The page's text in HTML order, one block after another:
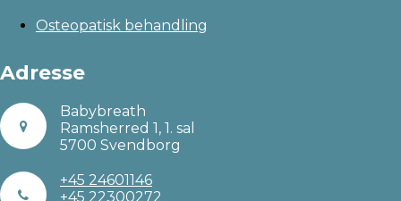
Osteopatisk behandling
Adresse
Babybreath
Ramsherred 1, 1. sal
5700 Svendborg
+45 24601146
+45 22300272